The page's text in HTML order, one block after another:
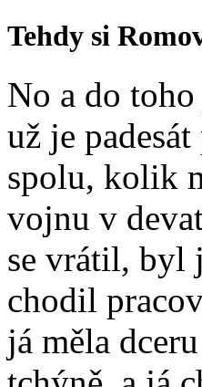
Tehdy si
No a do
už je
spolu, kolik
vojnu v
se vrátil, byl
chodil
já měla